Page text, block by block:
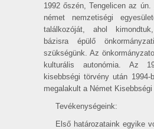
1992 őszén, Tengelicen az ún.
német nemzetiségi
találkozóját, ahol
bázisra épülő
szükségünk. Az
kulturális autonómia. Az
kisebbségi törvény után 1994-
megalakult a Német Kisebbségi
Tevékenységeink:
Első határozataink egyike